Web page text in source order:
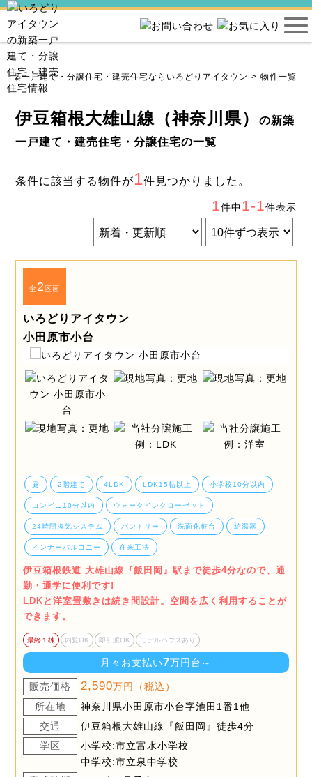
新築一戸建て・分譲住宅・建売住宅ならいろどりアイタウン 物件一覧
伊豆箱根大雄山線（神奈川県）の新築
一戸建て・建売住宅・分譲住宅の一覧
条件に該当する物件が1件見つかりました。
1件中1-1件表示
全2区画
いろどりアイタウン
小田原市小台
庭 2階建て 4LDK LDK15帖以上 小学校10分以内
コンビニ10分以内 ウォークインクローゼット
24時間換気システム パントリー 洗面化粧台 給湯器
インナーバルコニー 在来工法
伊豆箱根鉄道 大雄山線『飯田岡』駅まで徒歩4分なので、通
勤・通学に便利です!
LDKと洋室畳敷きは続き間設計。空間を広く利用することが
できます。
最終１棟 内覧OK 即引渡OK モデルハウスあり
月々お支払い7万円台～
販売価格 2,590万円（税込）
所在地
神奈川県小田原市小台字池田1番1他
交通
伊豆箱根大雄山線『飯田岡』徒歩4分
学区
小学校:市立富水小学校
中学校:市立泉中学校